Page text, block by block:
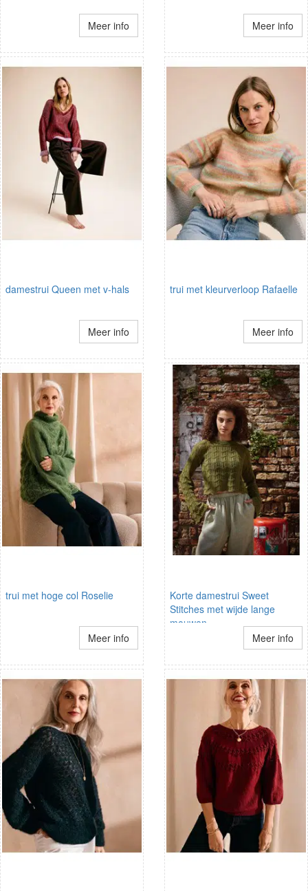
Meer info Meer info
damestrui Queen met v-hals
Meer info
trui met kleurverloop Rafaelle
Meer info
trui met hoge col Roselie
Meer info
Korte damestrui Sweet
Stitches met wijde lange
mouwen
Meer info